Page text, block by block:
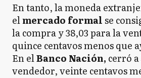
En tanto, la moneda
elmercado formalse
la compra y 38,03 para la
quince centavos menos que
En elBanco Nación, cerró a
vendedor, veinte centavos